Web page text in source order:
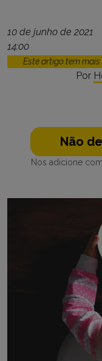
10 de junho de 2021
14:00
Este artigo tem mais
Por
Não
Nos adicione